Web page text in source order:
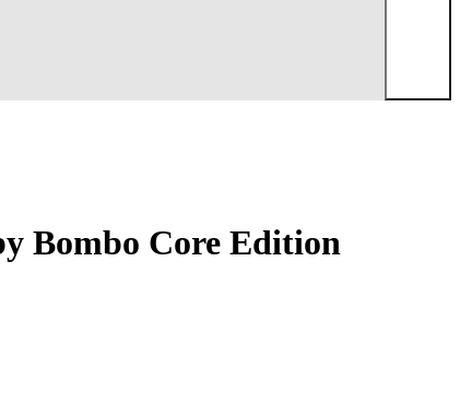
Bombo Core Edition